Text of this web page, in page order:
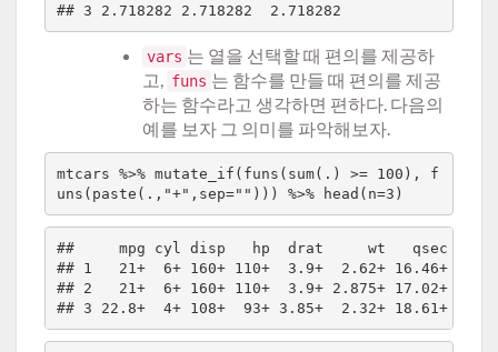
vars 는 열을 선택할 때 편의를 제공하
고, funs 는 함수를 만들 때 편의를 제공
하는 함수라고 생각하면 편하다. 다음의
예를 보자 그 의미를 파악해보자.
mtcars %>% mutate_if(funs(sum(.) >= 100), f
##     mpg cyl disp   hp  drat     wt   qsec vs
## 1   21+  6+ 160+ 110+  3.9+  2.62+ 16.46+  0
## 2   21+  6+ 160+ 110+  3.9+ 2.875+ 17.02+